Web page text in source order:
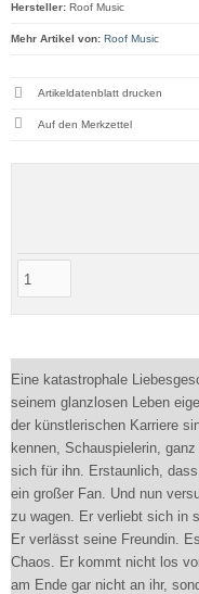
Hersteller: Roof Music
Mehr Artikel von: Roof Music
Artikeldatenblatt drucken
Eine katastrophale
seinem glanzlosen Leben
der künstlerischen Karriere
kennen, Schauspielerin,
sich für ihn. Erstaunlich,
ein großer Fan. Und nun
zu wagen. Er verliebt sich in
Er verlässt seine Freundin.
Chaos. Er kommt nicht los
am Ende gar nicht an ihr,